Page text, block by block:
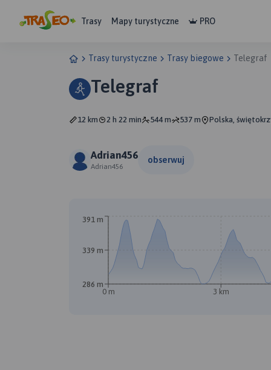
Trasy Mapy turystyczne PRO
Trasy turystyczne Trasy biegowe Telegraf
Telegraf
12 km 2 h 22 min 544 m 537 m Polska,
Adrian456
Adrian456
obserwuj
0 m 3 km
286 m
339 m
391 m